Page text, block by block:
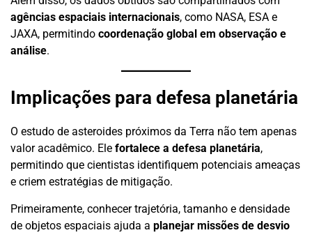
agências espaciais internacionais, como NASA, ESA e
JAXA, permitindo coordenação global em observação e
análise.
Implicações para defesa planetária
O estudo de asteroides próximos da Terra não tem apenas
valor acadêmico. Ele fortalece a defesa planetária,
permitindo que cientistas identifiquem potenciais ameaças
e criem estratégias de mitigação.
Primeiramente, conhecer trajetória, tamanho e densidade
de objetos espaciais ajuda a planejar missões de desvio